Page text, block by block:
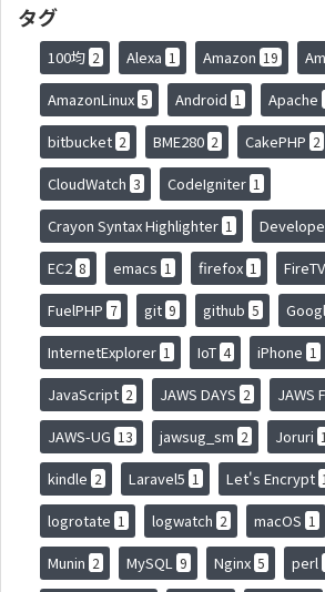
タグ
100均 2 Alexa 1 Amazon 19
AmazonLinux 5 Android 1 Apache
bitbucket 2 BME280 2 CakePHP 2
CloudWatch 3 CodeIgniter 1
Crayon Syntax Highlighter 1
EC2 8 emacs 1 firefox 1 FireTV
FuelPHP 7 git 9 github 5
InternetExplorer 1 IoT 4 iPhone 1
JavaScript 2 JAWS DAYS 2 JAWS
JAWS-UG 13 jawsug_sm 2 Joruri 1
kindle 2 Laravel5 1 Let's Encrypt 1
logrotate 1 logwatch 2 macOS 1
Munin 2 MySQL 9 Nginx 5 perl